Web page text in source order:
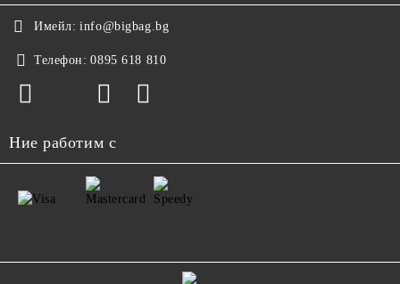
Имейл: info@bigbag.bg
Телефон: 0895 618 810
Ние работим с